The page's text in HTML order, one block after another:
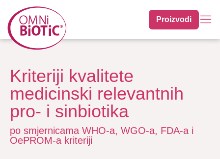
Proizvodi
Kriteriji kvalitete
medicinski relevantnih
pro- i sinbiotika
po smjernicama WHO-a, WGO-a, FDA-a i
OePROM-a kriteriji